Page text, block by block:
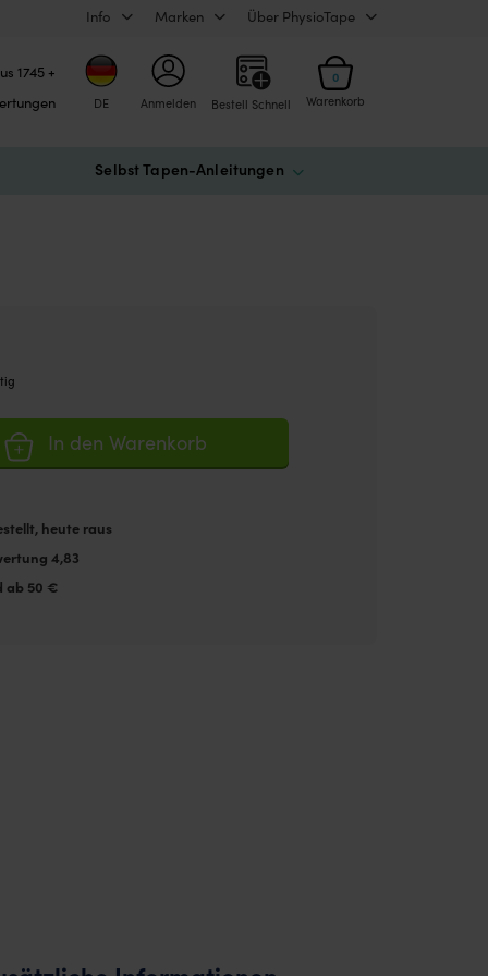
Info Marken Über PhysioTape
1745 +
DE Anmelden Bestell Schnell
0
Warenkorb
Selbst Tapen-Anleitungen
In den Warenkorb
heute raus
4,83
ab 50 €